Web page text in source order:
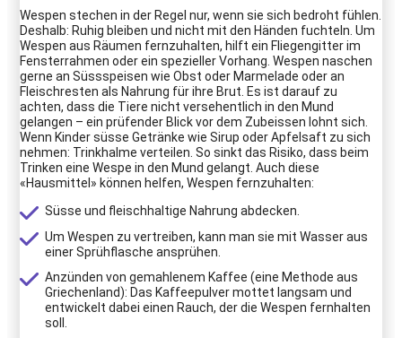
Wespen stechen in der Regel nur, wenn sie sich bedroht fühlen.
Deshalb: Ruhig bleiben und nicht mit den Händen fuchteln. Um
Wespen aus Räumen fernzuhalten, hilft ein Fliegengitter im
Fensterrahmen oder ein spezieller Vorhang. Wespen naschen
gerne an Süssspeisen wie Obst oder Marmelade oder an
Fleischresten als Nahrung für ihre Brut. Es ist darauf zu
achten, dass die Tiere nicht versehentlich in den Mund
gelangen – ein prüfender Blick vor dem Zubeissen lohnt sich.
Wenn Kinder süsse Getränke wie Sirup oder Apfelsaft zu sich
nehmen: Trinkhalme verteilen. So sinkt das Risiko, dass beim
Trinken eine Wespe in den Mund gelangt. Auch diese
«Hausmittel» können helfen, Wespen fernzuhalten:
Süsse und fleischhaltige Nahrung abdecken.
Um Wespen zu vertreiben, kann man sie mit Wasser aus
einer Sprühflasche ansprühen.
Anzünden von gemahlenem Kaffee (eine Methode aus
Griechenland): Das Kaffeepulver mottet langsam und
entwickelt dabei einen Rauch, der die Wespen fernhalten
soll.